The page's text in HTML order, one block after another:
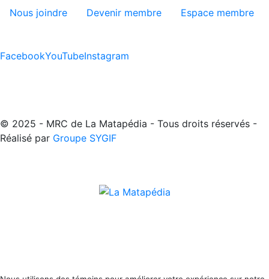
Nous joindre
Devenir membre Espace membre
FacebookYouTubeInstagram
© 2025 - MRC de La Matapédia - Tous droits réservés -
Réalisé par Groupe SYGIF